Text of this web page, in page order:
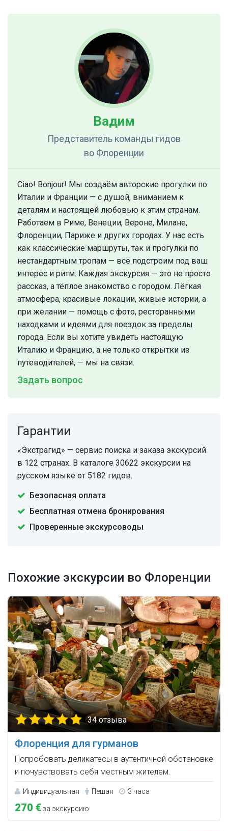
Вадим
Представитель команды гидов
во Флоренции
Ciao! Bonjour! Мы создаём авторские прогулки по
Италии и Франции — с душой, вниманием к
деталям и настоящей любовью к этим странам.
Работаем в Риме, Венеции, Вероне, Милане,
Флоренции, Париже и других городах. У нас есть
как классические маршруты, так и прогулки по
нестандартным тропам — всё подстроим под ваш
интерес и ритм. Каждая экскурсия — это не просто
рассказ, а тёплое знакомство с городом. Лёгкая
атмосфера, красивые локации, живые истории, а
при желании — помощь с фото, ресторанными
находками и идеями для поездок за пределы
города. Если вы хотите увидеть настоящую
Италию и Францию, а не только открытки из
путеводителей, — мы на связи.
Задать вопрос
Гарантии
«Экстрагид» — сервис поиска и заказа экскурсий
в 122 странах. В каталоге 30622 экскурсии на
русском языке от 5182 гидов.
Безопасная оплата
Бесплатная отмена бронирования
Проверенные экскурсоводы
Похожие экскурсии во Флоренции
34 отзыва
Флоренция для гурманов
Попробовать деликатесы в аутентичной обстановке
и почувствовать себя местным жителем.
Индивидуальная Пешая 3 часа
270 €за экскурсию